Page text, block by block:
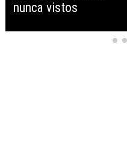
nunca vistos